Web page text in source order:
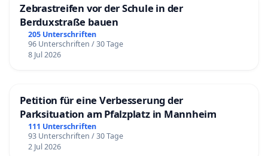
Zebrastreifen vor der Schule in der
Berduxstraße bauen
205 Unterschriften
96 Unterschriften / 30 Tage
8 Jul 2026
Petition für eine Verbesserung der
Parksituation am Pfalzplatz in Mannheim
111 Unterschriften
93 Unterschriften / 30 Tage
2 Jul 2026